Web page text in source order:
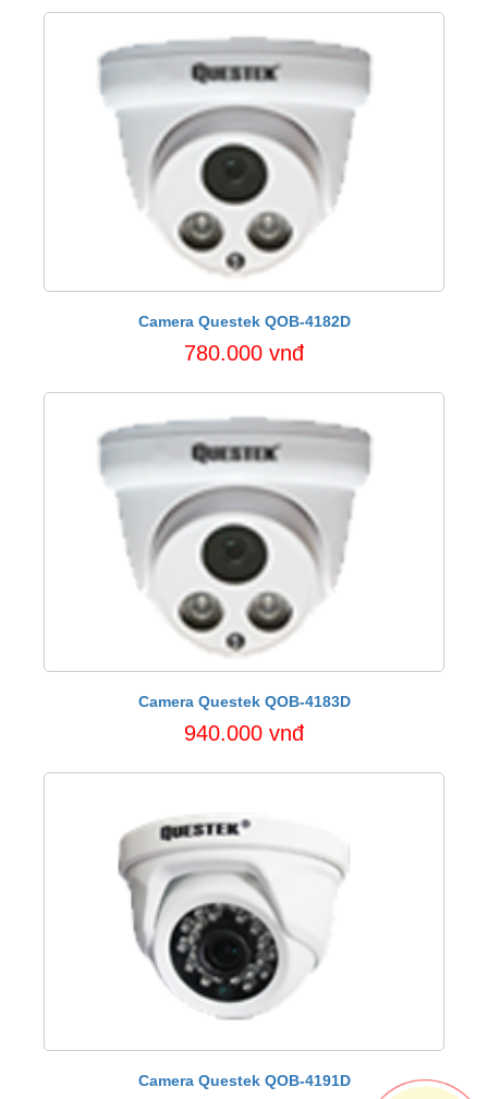
Camera Questek QOB-4182D
780.000 vnđ
Camera Questek QOB-4183D
940.000 vnđ
Camera Questek QOB-4191D